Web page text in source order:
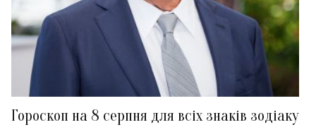
Гороскоп на 8 серпня для всіх знаків зодіаку